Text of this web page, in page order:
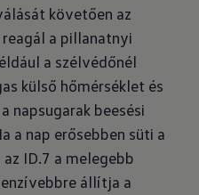
követően az
a pillanatnyi
a szélvédőnél
külső hőmérséklet és
napsugarak beesési
a nap erősebben süti a
ID.7 a melegebb
állítja a